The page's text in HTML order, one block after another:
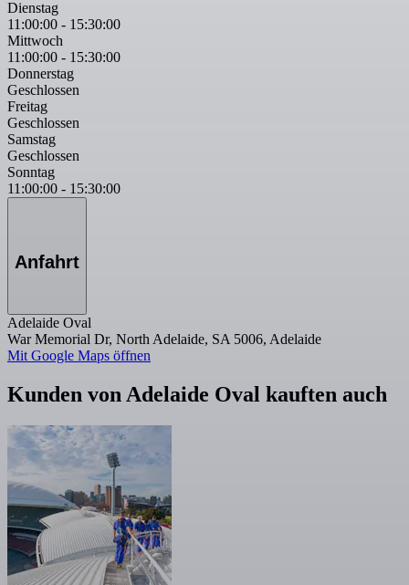
Dienstag
11:00:00 - 15:30:00
Mittwoch
11:00:00 - 15:30:00
Donnerstag
Geschlossen
Freitag
Geschlossen
Samstag
Geschlossen
Sonntag
11:00:00 - 15:30:00
Anfahrt
Adelaide Oval
War Memorial Dr, North Adelaide, SA 5006, Adelaide
Mit Google Maps öffnen
Kunden von Adelaide Oval kauften auch